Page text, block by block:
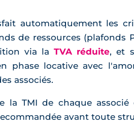
automatiquement les
de ressources (plafonds
via laTVA réduite, et
phase locative avec
associés.
la TMI de chaque
avant toute